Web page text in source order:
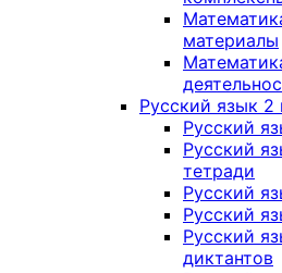
материалы
Русский язык 2
Русский
Русский
тетради
Русский
Русский
Русский
диктантов